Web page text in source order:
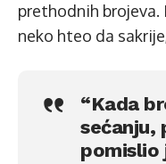
prethodnih brojeva.
neko hteo da
“Kada
sećanju,
pomislio